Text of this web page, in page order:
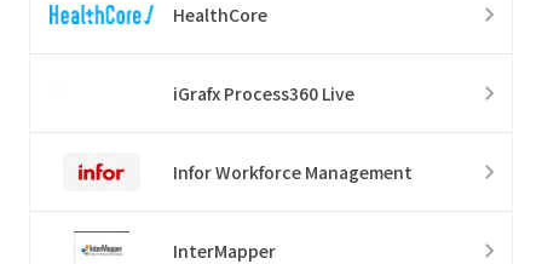
HealthCore
iGrafx Process360 Live
Infor Workforce Management
InterMapper